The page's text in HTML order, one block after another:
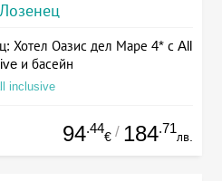
Лозенец
Хотел Оазис дел Маре 4* с All
и басейн
inclusive
94.44
€ / 184.71
лв.